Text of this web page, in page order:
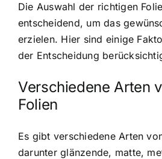
Die Auswahl der richtigen
entscheidend, um das
erzielen. Hier sind einige
der Entscheidung
Verschiedene Arten
Folien
Es gibt verschiedene Arten
darunter glänzende, matte,